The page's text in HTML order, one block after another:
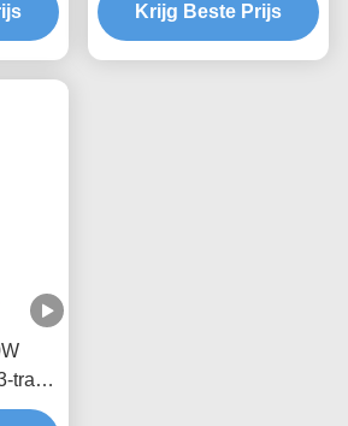
Krijg Beste Prijs
traps
u